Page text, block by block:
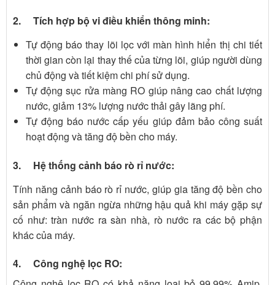
2. Tích hợp bộ vi điều khiển thông minh:
Tự động báo thay lõi lọc với màn hình hiển thị chi tiết
thời gian còn lại thay thế của từng lõi, giúp người dùng
chủ động và tiết kiệm chi phí sử dụng.
Tự động sục rửa màng RO giúp nâng cao chất lượng
nước, giảm 13% lượng nước thải gây lãng phí.
Tự động báo nước cấp yếu giúp đảm bảo công suất
hoạt động và tăng độ bền cho máy.
3. Hệ thống cảnh báo rò rỉ nước:
Tính năng cảnh báo rò rỉ nước, giúp gia tăng độ bền cho
sản phẩm và ngăn ngừa những hậu quả khi máy gặp sự
cố như: tràn nước ra sàn nhà, rò nước ra các bộ phận
khác của máy.
4. Công nghệ lọc RO: